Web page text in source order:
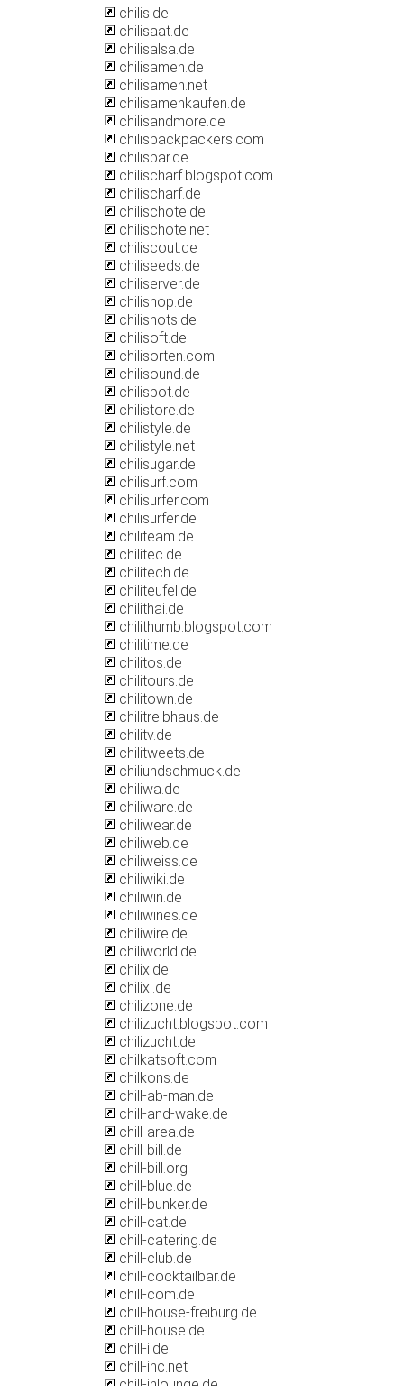
chilis.de
chilisaat.de
chilisalsa.de
chilisamen.de
chilisamen.net
chilisamenkaufen.de
chilisandmore.de
chilisbackpackers.com
chilisbar.de
chilischarf.blogspot.com
chilischarf.de
chilischote.de
chilischote.net
chiliscout.de
chiliseeds.de
chiliserver.de
chilishop.de
chilishots.de
chilisoft.de
chilisorten.com
chilisound.de
chilispot.de
chilistore.de
chilistyle.de
chilistyle.net
chilisugar.de
chilisurf.com
chilisurfer.com
chilisurfer.de
chiliteam.de
chilitec.de
chilitech.de
chiliteufel.de
chilithai.de
chilithumb.blogspot.com
chilitime.de
chilitos.de
chilitours.de
chilitown.de
chilitreibhaus.de
chilitv.de
chilitweets.de
chiliundschmuck.de
chiliwa.de
chiliware.de
chiliwear.de
chiliweb.de
chiliweiss.de
chiliwiki.de
chiliwin.de
chiliwines.de
chiliwire.de
chiliworld.de
chilix.de
chilixl.de
chilizone.de
chilizucht.blogspot.com
chilizucht.de
chilkatsoft.com
chilkons.de
chill-ab-man.de
chill-and-wake.de
chill-area.de
chill-bill.de
chill-bill.org
chill-blue.de
chill-bunker.de
chill-cat.de
chill-catering.de
chill-club.de
chill-cocktailbar.de
chill-com.de
chill-house-freiburg.de
chill-house.de
chill-i.de
chill-inc.net